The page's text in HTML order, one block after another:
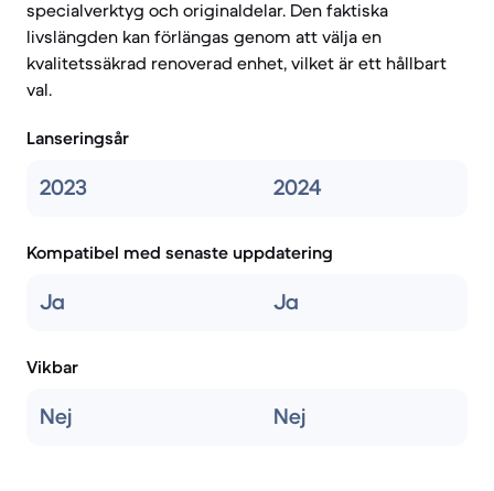
specialverktyg och originaldelar. Den faktiska
livslängden kan förlängas genom att välja en
kvalitetssäkrad renoverad enhet, vilket är ett hållbart
val.
Lanseringsår
2023 2024
Kompatibel med senaste uppdatering
Ja Ja
Vikbar
Nej Nej